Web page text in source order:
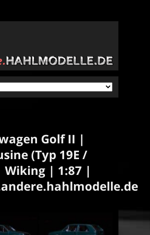
Golf II |
(Typ 19E /
Wiking | 1:87 |